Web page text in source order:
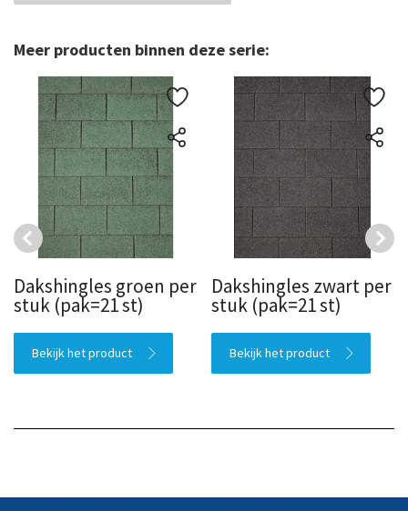
Meer producten binnen deze serie:
Dakshingles groen per
stuk (pak=21 st)
Bekijk het product
Dakshingles zwart per
stuk (pak=21 st)
Bekijk het product